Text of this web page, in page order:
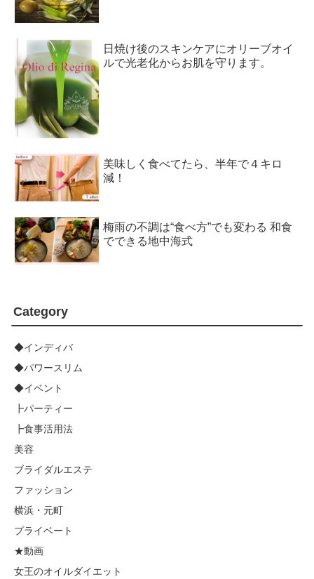
日焼け後のスキンケアにオリーブオイ
ルで光老化からお肌を守ります。
美味しく食べてたら、半年で４キロ
減！
梅雨の不調は“食べ方”でも変わる 和食
でできる地中海式
Category
◆インディバ
◆パワースリム
◆イベント
┣パーティー
┣食事活用法
美容
ブライダルエステ
ファッション
横浜・元町
プライベート
★動画
女王のオイルダイエット